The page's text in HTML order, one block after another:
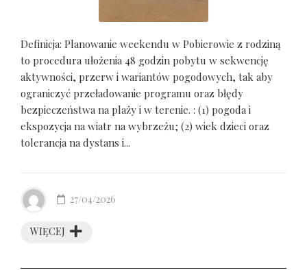
Definicja: Planowanie weekendu w Pobierowie z rodziną
to procedura ułożenia 48 godzin pobytu w sekwencję
aktywności, przerw i wariantów pogodowych, tak aby
ograniczyć przeładowanie programu oraz błędy
bezpieczeństwa na plaży i w terenie. : (1) pogoda i
ekspozycja na wiatr na wybrzeżu; (2) wiek dzieci oraz
tolerancja na dystans i...
WIĘCEJ
27/04/2026